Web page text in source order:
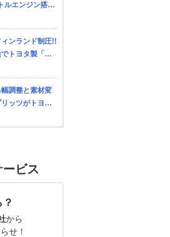
ルエンジン搭
ィンランド制圧!!
トヨタ製「水
上げていた
調整と素材変
ッツがトヨタ
けた新構造マ
ビス
から
せ！